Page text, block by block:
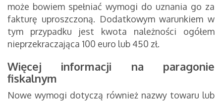
może bowiem spełniać wymogi do uznania go za
fakturę uproszczoną. Dodatkowym warunkiem w
tym przypadku jest kwota należności ogółem
nieprzekraczająca 100 euro lub 450 zł.
Więcej informacji na paragonie
fiskalnym
Nowe wymogi dotyczą również nazwy towaru lub